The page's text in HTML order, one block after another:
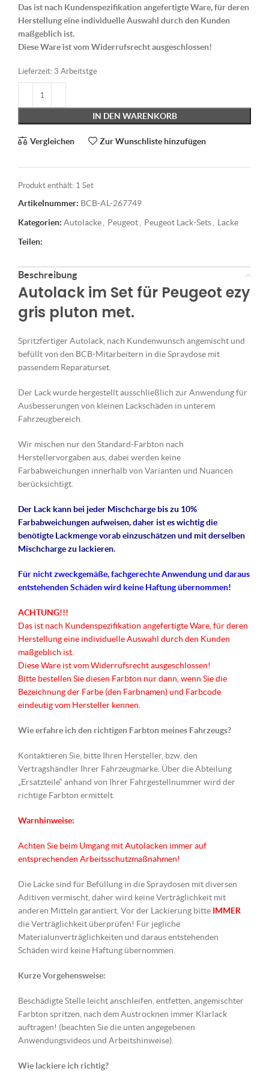
Das ist nach Kundenspezifikation angefertigte Ware, für deren
Herstellung eine individuelle Auswahl durch den Kunden
maßgeblich ist.
Diese Ware ist vom Widerrufsrecht ausgeschlossen!
Lieferzeit: 3 Arbeitstge
IN DEN WARENKORB
Vergleichen Zur Wunschliste hinzufügen
Produkt enthält: 1 Set
Artikelnummer: BCB-AL-267749
Kategorien: Autolacke, Peugeot, Peugeot Lack-Sets, Lacke
Teilen:
Beschreibung
Autolack im Set für Peugeot ezy
gris pluton met.
Spritzfertiger Autolack, nach Kundenwunsch angemischt und
befüllt von den BCB-Mitarbeitern in die Spraydose mit
passendem Reparaturset.
Der Lack wurde hergestellt ausschließlich zur Anwendung für
Ausbesserungen von kleinen Lackschäden in unterem
Fahrzeugbereich.
Wir mischen nur den Standard-Farbton nach
Herstellervorgaben aus, dabei werden keine
Farbabweichungen innerhalb von Varianten und Nuancen
berücksichtigt.
Der Lack kann bei jeder Mischcharge bis zu 10%
Farbabweichungen aufweisen, daher ist es wichtig die
benötigte Lackmenge vorab einzuschätzen und mit derselben
Mischcharge zu lackieren.
Für nichtzweckgemäße, fachgerechte Anwendung und daraus
entstehenden Schäden wird keine Haftung übernommen!
ACHTUNG!!!
Das ist nach Kundenspezifikation angefertigte Ware, für deren
Herstellung eine individuelle Auswahl durch den Kunden
maßgeblich ist.
Diese Ware ist vom Widerrufsrecht ausgeschlossen!
Bitte bestellen Sie diesen Farbton nur dann, wenn Sie die
Bezeichnung der Farbe (den Farbnamen) und Farbcode
eindeutig vom Hersteller kennen.
Wie erfahre ich den richtigen Farbton meines Fahrzeugs?
Kontaktieren Sie, bitte Ihren Hersteller, bzw. den
Vertragshändler Ihrer Fahrzeugmarke. Über die Abteilung
„Ersatzteile“ anhand von Ihrer Fahrgestellnummer wird der
richtige Farbton ermittelt.
Warnhinweise:
Achten Sie beim Umgang mit Autolacken immer auf
entsprechenden Arbeitsschutzmaßnahmen!
Die Lacke sind für Befüllung in die Spraydosen mit diversen
Aditiven vermischt, daher wird keine Verträglichkeit mit
anderen Mitteln garantiert. Vor der Lackierung bitte IMMER
die Verträglichkeit überprüfen! Für jegliche
Materialunverträglichkeiten und daraus entstehenden
Schäden wird keine Haftung übernommen.
Kurze Vorgehensweise:
Beschädigte Stelle leicht anschleifen, entfetten, angemischter
Farbton spritzen, nach dem Austrocknen immer Klarlack
auftragen! (beachten Sie die unten angegebenen
Anwendungsvideos und Arbeitshinweise).
Wie lackiere ich richtig?